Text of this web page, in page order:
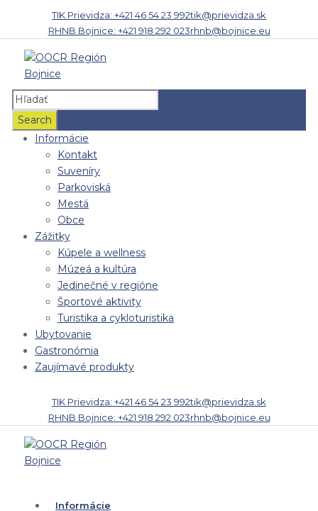
TIK Prievidza: +421 46 54 23 992tik@prievidza.sk
RHNB Bojnice: +421 918 292 023rhnb@bojnice.eu
Informácie
Kontakt
Suveníry
Parkoviská
Mestá
Obce
Zážitky
Kúpele a wellness
Múzeá a kultúra
Jedinečné v regióne
Športové aktivity
Turistika a cykloturistika
Ubytovanie
Gastronómia
Zaujímavé produkty
TIK Prievidza: +421 46 54 23 992tik@prievidza.sk
RHNB Bojnice: +421 918 292 023rhnb@bojnice.eu
Informácie